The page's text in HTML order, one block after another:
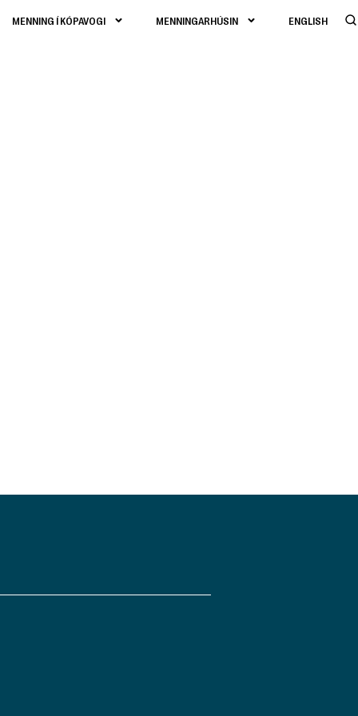
MENNING Í KÓPAVOGI MENNINGARHÚSIN ENGLISH